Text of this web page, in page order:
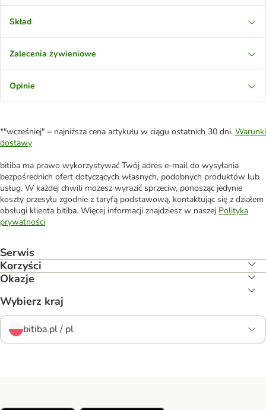
Skład
Zalecenia żywieniowe
Opinie
*"wcześniej" = najniższa cena artykułu w ciągu ostatnich 30 dni. Warunki
dostawy
bitiba ma prawo wykorzystywać Twój adres e-mail do wysyłania
bezpośrednich ofert dotyczących własnych, podobnych produktów lub
usług. W każdej chwili możesz wyrazić sprzeciw, ponosząc jedynie
koszty przesyłu zgodnie z taryfą podstawową, kontaktując się z działem
obsługi klienta bitiba. Więcej informacji znajdziesz w naszej Polityka
prywatności
Serwis
Korzyści
Okazje
Wybierz kraj
bitiba.pl / pl